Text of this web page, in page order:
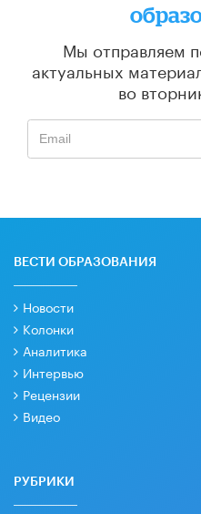
Мы отправляем
актуальных
во
ВЕСТИ ОБРАЗОВАНИЯ
Новости
Колонки
Аналитика
Интервью
Рецензии
Видео
РУБРИКИ